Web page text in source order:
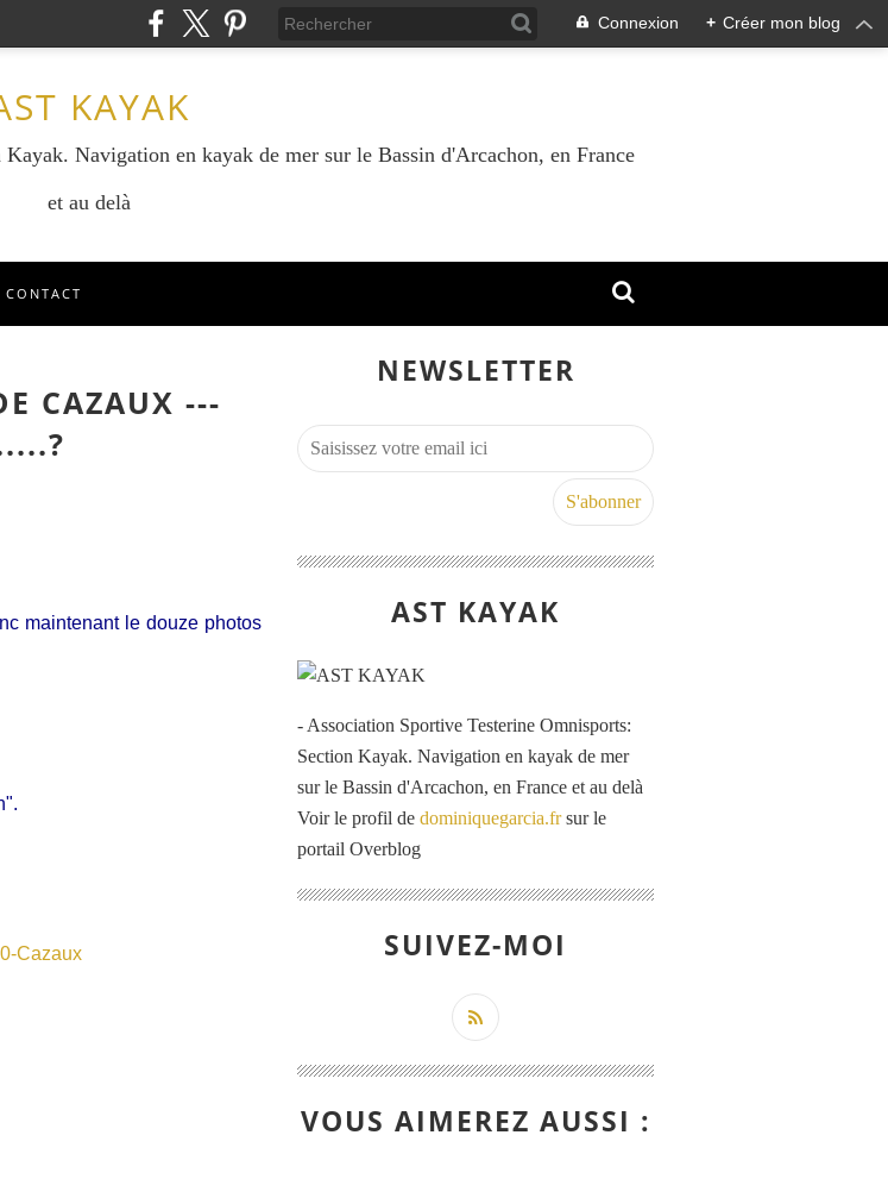
Connexion + Créer mon blog
KAYAK
Navigation en kayak de mer sur le Bassin d'Arcachon, en France
et au delà
CONTACT
CAZAUX ---
maintenant le douze photos
Cazaux
NEWSLETTER
AST KAYAK
- Association Sportive Testerine Omnisports:
Section Kayak. Navigation en kayak de mer
sur le Bassin d'Arcachon, en France et au delà
Voir le profil de dominiquegarcia.frsur le
portail Overblog
SUIVEZ-MOI
VOUS AIMEREZ AUSSI :